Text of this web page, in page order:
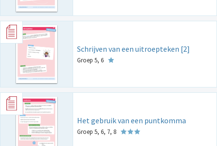
Schrijven van een uitroepteken [2]
Groep 5, 6
Het gebruik van een puntkomma
Groep 5, 6, 7, 8